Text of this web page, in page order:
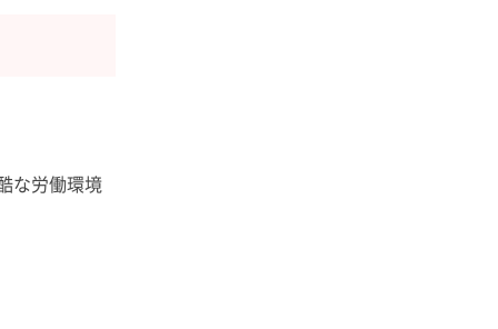
な労働環境